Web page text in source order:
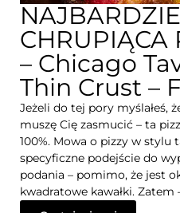
CHRUPIĄCA
– Chicago
Thin Crust –
Jeżeli do tej pory myślałeś,
muszę Cię zasmucić – ta
100%. Mowa o pizzy w
specyficzne podejście do
podania – pomimo, że jest
kwadratowe kawałki. Zatem